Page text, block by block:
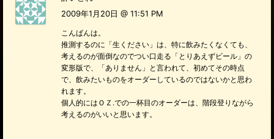
2009年1月20日 @ 11:51 PM
こんばんは。
推測するのに「生ください」は、特に飲みたくなくても、
考えるのが面倒なのでつい口走る「とりあえずビール」の
変形版で、「ありません」と言われて、初めてその時点
で、飲みたいものをオーダーしているのではないかと思わ
れます。
個人的にはＯＺ.での一杯目のオーダーは、階段登りながら
考えるのがいいと思います。